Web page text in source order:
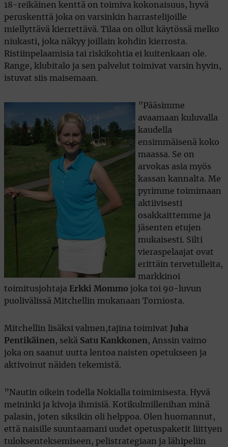
18-reikäinen kenttä on toimiva kokonaisuus, hyvä
peruskenttä joka on varsinkin harrastelijoille
miellyttävä kierrettävä. Tilaa on ollut käytössä melko
niukasti, joka näkyy joillain kohdin kierrosta.
Ristiinpelaamisia tai riskikohtia ei kuitenkaan ole.
Range, klubitalo ja sen palvelut toimivat varsin hyvin,
istuvat siis maisemaan.
”Pääsimme
avaamaan kuluvalla
kaudella
ensimmäisenä koko
maassa. Se on
arvokas asia myös
kassan kannalta. Me
pyrimme toimimaan
aktiivisesti
osakkaittemme ja
jäsenten etujen
mukaisesti. Silti
vieraspelaajat ovat
erittäin tervetulleita,
markkinoi
toimitusjohtaja Erkki Mommo joka toi 90-luvun
puolivälissä Mitchellin mukanaan Torniosta.
Mitchellin lisäksi valmen,tajina toimivat
Juha
Pentikäinen, sekä Satu Kankkonen, Anssin vaimo
joka on saanut uutta lentoa naisten opetukseen ja
aktivoinut näiden tekemistä.
”Nautin oikein todella Nokialla toimimisesta. Hyvä
meininki ja kivoja ihmisiä. Kotikulmillenihan minä
palasin, joten siksikin oli helppoa. Olen huomannut,
että naisille suuntaamani uudet opetuspaketit liittyen
tuloksenteksemiseen, pelistrategiaan ja lähipeliin